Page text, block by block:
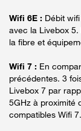
Wifi 6E : Débit
avec la Livebox
la fibre et
Wifi 7 : En
précédentes. 3
Livebox 7 par
5GHz à proximité
compatibles Wifi 7.